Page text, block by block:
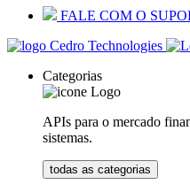
FALE COM O
Categorias
APIs para o mercado
sistemas.
todas as categorias